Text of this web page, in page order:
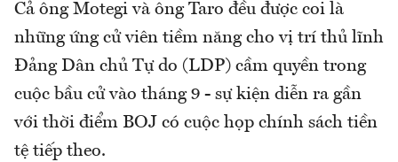
Cả ông Motegi và ông Taro đều được coi là
những ứng cử viên tiềm năng cho vị trí thủ lĩnh
Đảng Dân chủ Tự do (LDP) cầm quyền trong
cuộc bầu cử vào tháng 9 - sự kiện diễn ra gần
với thời điểm BOJ có cuộc họp chính sách tiền
tệ tiếp theo.